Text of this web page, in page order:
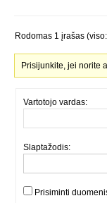
Rodomas 1 įrašas
Prisijunkite, jei norite
Vartotojo vardas:
Slaptažodis:
Prisiminti